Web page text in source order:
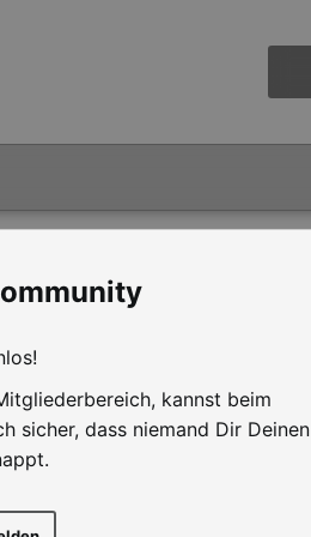
kannst beim
sicher, dass niemand Dir Deinen